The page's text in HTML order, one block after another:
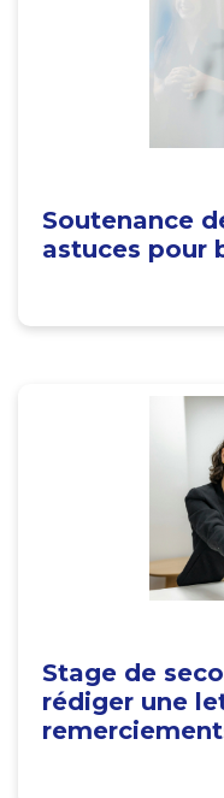
Soutenance
astuces pour
Stage de
rédiger une